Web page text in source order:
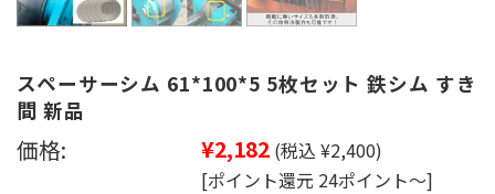
スペーサーシム 61*100*5 5枚セット 鉄シム すき
間 新品
価格: ¥2,182 (税込 ¥2,400)
[ポイント還元 24ポイント～]